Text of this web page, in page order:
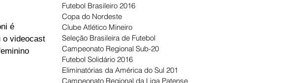
é
o videocast
Futebol Brasileiro 2016
Copa do Nordeste
Clube Atlético Mineiro
Seleção Brasileira de Futebol
Campeonato Regional Sub-20
Futebol Solidário 2016
Eliminatórias da América do Sul 201
Campeonato Regional da Liga Patense